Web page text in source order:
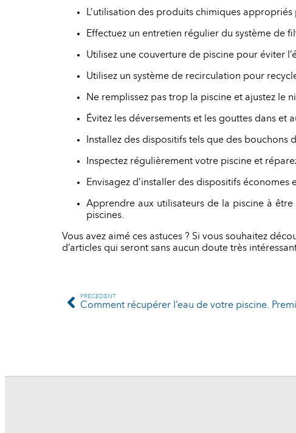
L’utilisation des produits chimiques
Effectuez un entretien régulier du système de
Utilisez une couverture de piscine pour éviter
Utilisez un système de recirculation pour
Ne remplissez pas trop la piscine et ajustez le
Évitez les déversements et les gouttes dans et
Installez des dispositifs tels que des bouchons
Inspectez régulièrement votre piscine et
Envisagez d’installer des dispositifs
Apprendre aux utilisateurs de la piscine à
piscines.
Vous avez aimé ces astuces ? Si vous souhaitez
d’articles qui seront sans aucun doute très
PRÉCÉDENT
Comment récupérer l’eau de votre piscine.